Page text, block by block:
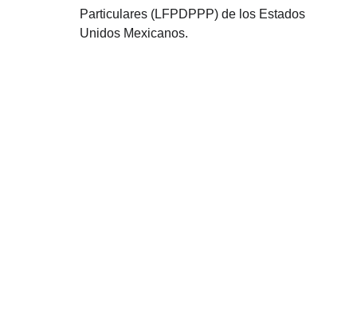
Particulares (LFPDPPP) de los Estados
Unidos Mexicanos.